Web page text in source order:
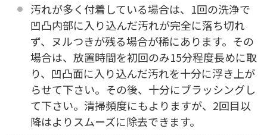
汚れが多く付着している場合は、1回の洗浄で
凹凸内部に入り込んだ汚れが完全に落ち切れ
ず、ヌルつきが残る場合が稀にあります。その
場合は、放置時間を初回のみ15分程度長めに取
り、凹凸面に入り込んだ汚れを十分に浮き上が
らせて下さい。その後、十分にブラッシングし
て下さい。清掃頻度にもよりますが、2回目以
降はよりスムーズに除去できます。